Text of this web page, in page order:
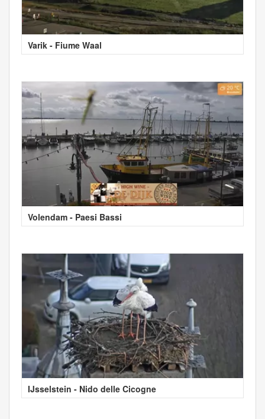
Varik - Fiume Waal
Volendam - Paesi Bassi
IJsselstein - Nido delle Cicogne